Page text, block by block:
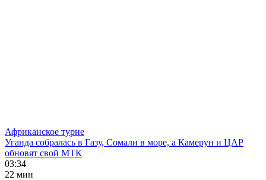
Африканское турне
Уганда собралась в Газу, Сомали в море, а Камерун и ЦАР
обновят свой МТК
03:34
22 мин